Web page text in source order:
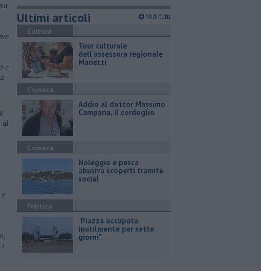
e
al
e
i
Ultimi articoli Vedi tutti
Cultura
Tour culturale
dell'assessora regionale
Manetti
Cronaca
Addio al dottor Massimo
Campana, il cordoglio
Cronaca
Noleggio e pesca
abusiva scoperti tramite
social
Politica
"Piazza occupata
inutilmente per sette
giorni"